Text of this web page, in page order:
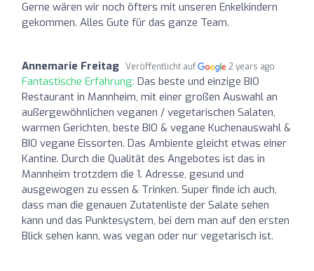
Gerne wären wir noch öfters mit unseren Enkelkindern
gekommen. Alles Gute für das ganze Team.
Annemarie Freitag Veröffentlicht auf 2 years ago
Fantastische Erfahrung: Das beste und einzige BIO
Restaurant in Mannheim, mit einer großen Auswahl an
außergewöhnlichen veganen / vegetarischen Salaten,
warmen Gerichten, beste BIO & vegane Kuchenauswahl &
BIO vegane Eissorten. Das Ambiente gleicht etwas einer
Kantine. Durch die Qualität des Angebotes ist das in
Mannheim trotzdem die 1. Adresse, gesund und
ausgewogen zu essen & Trinken. Super finde ich auch,
dass man die genauen Zutatenliste der Salate sehen
kann und das Punktesystem, bei dem man auf den ersten
Blick sehen kann, was vegan oder nur vegetarisch ist.